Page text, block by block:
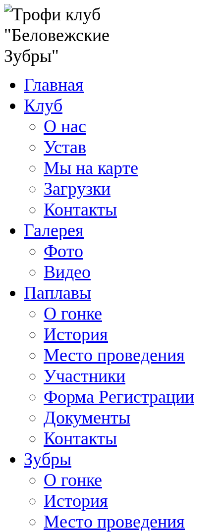
Главная
Клуб
О нас
Устав
Мы на карте
Загрузки
Контакты
Галерея
Фото
Видео
Паплавы
О гонке
История
Место проведения
Участники
Форма Регистрации
Документы
Контакты
Зубры
О гонке
История
Место проведения